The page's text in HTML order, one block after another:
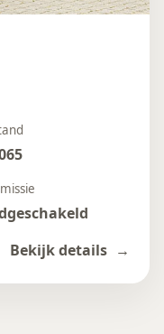
Bekijk details